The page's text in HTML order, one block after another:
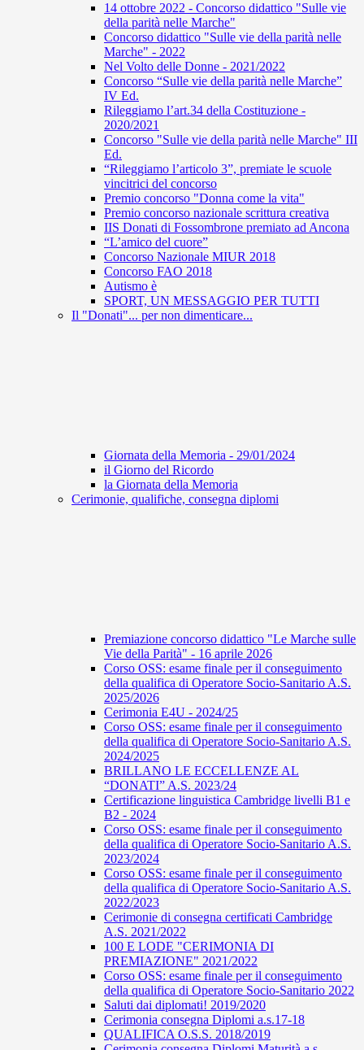
14 ottobre 2022 - Concorso didattico "Sulle vie
della parità nelle Marche"
Concorso didattico "Sulle vie della parità nelle
Marche" - 2022
Nel Volto delle Donne - 2021/2022
Concorso “Sulle vie della parità nelle Marche”
IV Ed.
Rileggiamo l’art.34 della Costituzione -
2020/2021
Concorso "Sulle vie della parità nelle Marche" III
Ed.
“Rileggiamo l’articolo 3”, premiate le scuole
vincitrici del concorso
Premio concorso "Donna come la vita"
Premio concorso nazionale scrittura creativa
IIS Donati di Fossombrone premiato ad Ancona
“L’amico del cuore”
Concorso Nazionale MIUR 2018
Concorso FAO 2018
Autismo è
SPORT, UN MESSAGGIO PER TUTTI
Il "Donati"... per non dimenticare...
Giornata della Memoria - 29/01/2024
il Giorno del Ricordo
la Giornata della Memoria
Cerimonie, qualifiche, consegna diplomi
Premiazione concorso didattico "Le Marche sulle
Vie della Parità" - 16 aprile 2026
Corso OSS: esame finale per il conseguimento
della qualifica di Operatore Socio-Sanitario A.S.
2025/2026
Cerimonia E4U - 2024/25
Corso OSS: esame finale per il conseguimento
della qualifica di Operatore Socio-Sanitario A.S.
2024/2025
BRILLANO LE ECCELLENZE AL
“DONATI” A.S. 2023/24
Certificazione linguistica Cambridge livelli B1 e
B2 - 2024
Corso OSS: esame finale per il conseguimento
della qualifica di Operatore Socio-Sanitario A.S.
2023/2024
Corso OSS: esame finale per il conseguimento
della qualifica di Operatore Socio-Sanitario A.S.
2022/2023
Cerimonie di consegna certificati Cambridge
A.S. 2021/2022
100 E LODE "CERIMONIA DI
PREMIAZIONE" 2021/2022
Corso OSS: esame finale per il conseguimento
della qualifica di Operatore Socio-Sanitario 2022
Saluti dai diplomati! 2019/2020
Cerimonia consegna Diplomi a.s.17-18
QUALIFICA O.S.S. 2018/2019